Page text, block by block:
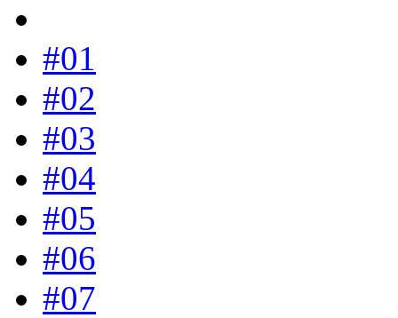
#01
#02
#03
#04
#05
#06
#07